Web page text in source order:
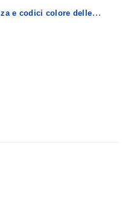
e codici colore delle